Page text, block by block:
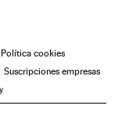
Política cookies
Suscripciones empresas